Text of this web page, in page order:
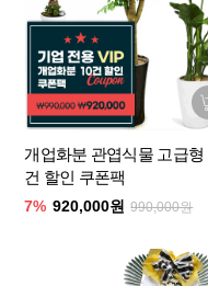
개업화분 관엽식물 고급형
건 할인 쿠폰팩
7% 920,000원 990,000원